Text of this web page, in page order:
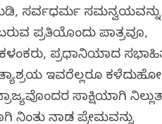
ಸರ್ವಧರ್ಮ ಸಮನ್ವಯವನ್ನು
ಪ್ರತಿಯೊಂದು ಪಾತ್ರವೂ,
ಪ್ರಧಾನಿಯಾದ
ಇವರೆಲ್ಲರೂ
ಸಾಕ್ಷಿಯಾಗಿ
ನಿಂತು ನಾಡ ಪ್ರೇಮವನ್ನು